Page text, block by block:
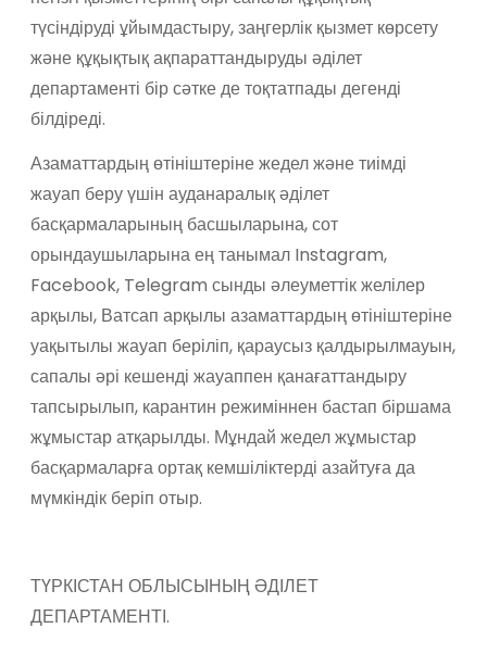
түсіндіруді ұйымдастыру, заңгерлік қызмет көрсету
және құқықтық ақпараттандыруды әділет
департаменті бір сәтке де тоқтатпады дегенді
білдіреді.
Азаматтардың өтініштеріне жедел және тиімді
жауап беру үшін ауданаралық әділет
басқармаларының басшыларына, сот
орындаушыларына ең танымал Instagram,
Facebook, Telegram сынды әлеуметтік желілер
арқылы, Ватсап арқылы азаматтардың өтініштеріне
уақытылы жауап беріліп, қараусыз қалдырылмауын,
сапалы әрі кешенді жауаппен қанағаттандыру
тапсырылып, карантин режиміннен бастап біршама
жұмыстар атқарылды. Мұндай жедел жұмыстар
басқармаларға ортақ кемшіліктерді азайтуға да
мүмкіндік беріп отыр.
ТҮРКІСТАН ОБЛЫСЫНЫҢ ӘДІЛЕТ
ДЕПАРТАМЕНТІ.